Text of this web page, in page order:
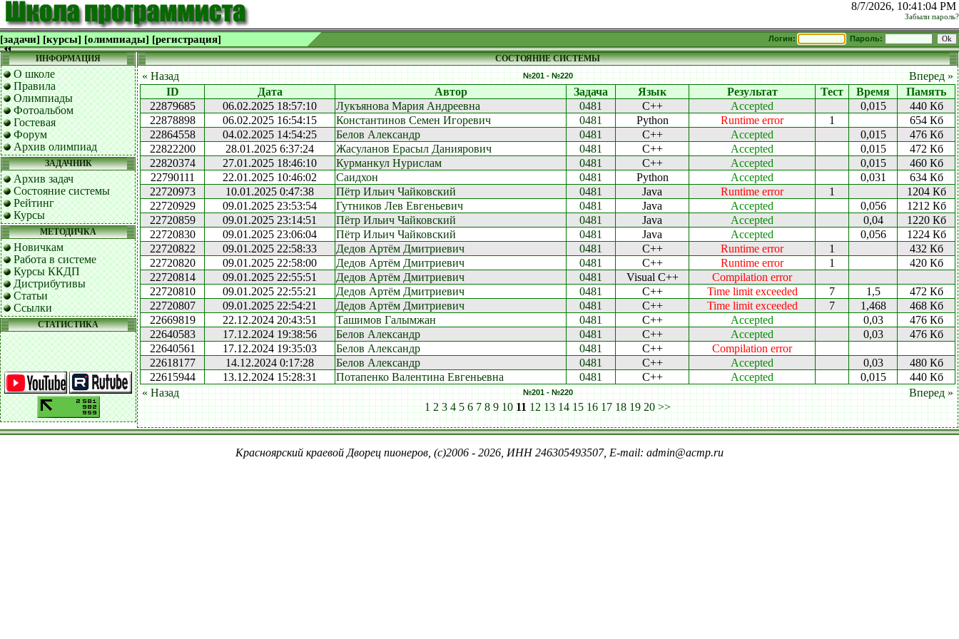
8/7/2026, 10:41:04 PM
Забыли пароль?
[задачи] [курсы] [олимпиады] [регистрация] Логин: Пароль:
ИНФОРМАЦИЯ
О школе
Правила
Олимпиады
Фотоальбом
Гостевая
Форум
Архив олимпиад
ЗАДАЧНИК
Архив задач
Состояние системы
Рейтинг
Курсы
МЕТОДИЧКА
Новичкам
Работа в системе
Курсы ККДП
Дистрибутивы
Статьи
Ссылки
СТАТИСТИКА
СОСТОЯНИЕ СИСТЕМЫ
« Назад №201 - №220
Вперед »
ID
Дата Автор Задача Язык Результат Тест Время
Память
22879685
06.02.2025 18:57:10 Лукъянова Мария Андреевна 0481 C++ Accepted 0,015
440 Кб
22878898
06.02.2025 16:54:15 Константинов Семен Игоревич 0481 Python Runtime error 1
654 Кб
22864558
04.02.2025 14:54:25 Белов Александр 0481 C++ Accepted 0,015
476 Кб
22822200
28.01.2025 6:37:24 Жасуланов Ерасыл Даниярович 0481 C++ Accepted 0,015
472 Кб
22820374
27.01.2025 18:46:10 Курманкул Нурислам 0481 C++ Accepted 0,015
460 Кб
22790111
22.01.2025 10:46:02 Саидхон 0481 Python Accepted 0,031
634 Кб
22720973
10.01.2025 0:47:38 Пётр Ильич Чайковский 0481 Java Runtime error 1
1204 Кб
22720929
09.01.2025 23:53:54 Гутников Лев Евгеньевич 0481 Java Accepted 0,056
1212 Кб
22720859
09.01.2025 23:14:51 Пётр Ильич Чайковский 0481 Java Accepted 0,04
1220 Кб
22720830
09.01.2025 23:06:04 Пётр Ильич Чайковский 0481 Java Accepted 0,056
1224 Кб
22720822
09.01.2025 22:58:33 Дедов Артём Дмитриевич 0481 C++ Runtime error 1
432 Кб
22720820
09.01.2025 22:58:00 Дедов Артём Дмитриевич 0481 C++ Runtime error 1
420 Кб
22720814
09.01.2025 22:55:51 Дедов Артём Дмитриевич 0481 Visual C++
Compilation error
22720810
09.01.2025 22:55:21 Дедов Артём Дмитриевич 0481 C++ Time limit exceeded 7 1,5
472 Кб
22720807
09.01.2025 22:54:21 Дедов Артём Дмитриевич 0481 C++ Time limit exceeded 7 1,468
468 Кб
22669819
22.12.2024 20:43:51 Ташимов Галымжан 0481 C++ Accepted 0,03
476 Кб
22640583
17.12.2024 19:38:56 Белов Александр 0481 C++ Accepted 0,03
476 Кб
22640561
17.12.2024 19:35:03 Белов Александр 0481 C++
Compilation error
22618177
14.12.2024 0:17:28 Белов Александр 0481 C++ Accepted 0,03
480 Кб
22615944
13.12.2024 15:28:31 Потапенко Валентина Евгеньевна 0481 C++ Accepted 0,015
440 Кб
« Назад
№201 - №220
Вперед »
1 2 3 4 5 6 7 8 9 10 11 12 13 14 15 16 17 18 19 20 >>
Красноярский краевой Дворец пионеров, (c)2006 - 2026, ИНН 246305493507, E-mail: admin@acmp.ru